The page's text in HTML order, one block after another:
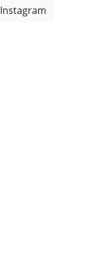
Instagram